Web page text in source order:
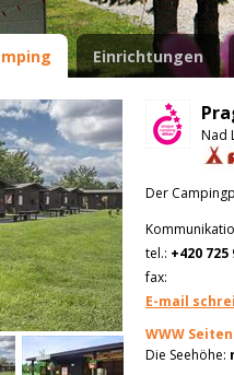
Einrichtungen
Nad
Der
tel.: +420 725
fax:
E-mail
WWW Seiten
Die Seehöhe: